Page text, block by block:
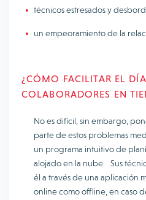
técnicos estresados y
un empeoramiento de la
¿CÓMO FACILITAR EL
COLABORADORES EN
No es difícil, sin embargo,
parte de estos problemas
un programa intuitivo de
alojado en la nube. Sus
él a través de una aplicación
online como offline, en caso